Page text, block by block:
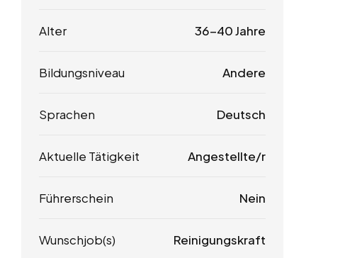
Alter 36-40 Jahre
Bildungsniveau Andere
Sprachen Deutsch
Aktuelle Tätigkeit Angestellte/r
Führerschein Nein
Wunschjob(s) Reinigungskraft